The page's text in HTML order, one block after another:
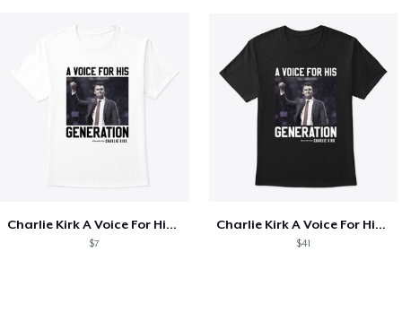
Charlie Kirk A Voice For His Generation
$7
Charlie Kirk A Voice For His Generation
$41